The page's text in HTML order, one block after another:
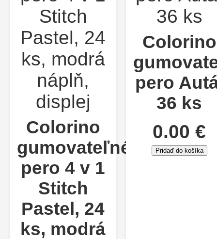
Colorino
gumovateľné
pero 4 v 1
Stitch
Pastel, 24
ks, modrá
Colorino
pero
36 ks
0.00 €
Pridaď do košíka